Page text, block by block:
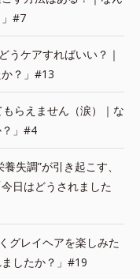
#7
うケアすればいい？｜
？」#13
らえません（涙）｜な
」#4
失調”が引き起こす、
日はどうされました
グレイヘアを楽しみた
したか？」#19